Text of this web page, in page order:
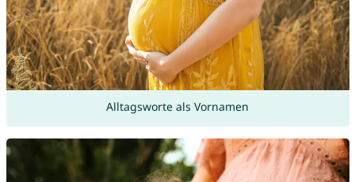
Alltagsworte als Vornamen